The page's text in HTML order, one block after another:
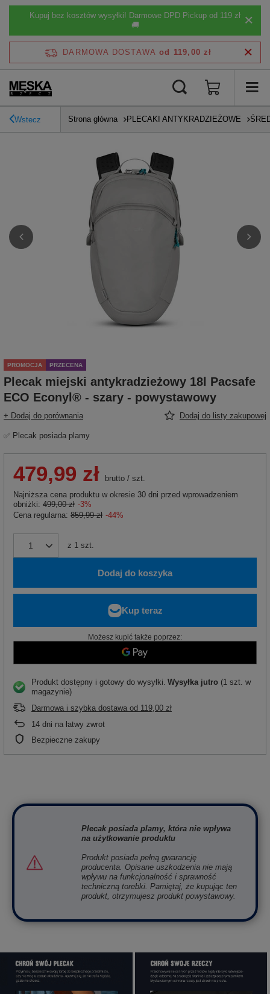
Kupuj bez kosztów wysyłki! Darmowe DPD Pickup od 119 zł
🚚
DARMOWA DOSTAWA od 119,00 zł
Wstecz Strona główna PLECAKI ANTYKRADZIEŻOWE
PROMOCJA PRZECENA
Plecak miejski antykradzieżowy 18l Pacsafe
ECO Econyl® - szary - powystawowy
+ Dodaj do porównania Dodaj do listy zakupowej
✅ Plecak posiada plamy
479,99 zł brutto / szt.
Najniższa cena produktu w okresie 30 dni przed wprowadzeniem
obniżki: 499,00 zł -3%
Cena regularna: 859,99 zł -44%
z 1 szt.
Dodaj do koszyka
Możesz kupić także poprzez:
Produkt dostępny i gotowy do wysyłki Wysyłka jutro (1 szt. w
magazynie)
Darmowa i szybka dostawa od 119,00 zł
14 dni na łatwy zwrot
Bezpieczne zakupy
Plecak posiada plamy, która nie wpływa
na użytkowanie produktu
Produkt posiada pełną gwarancję
producenta. Opisane uszkodzenia nie mają
wpływu na funkcjonalność i sprawność
techniczną torebki. Pamiętaj, że kupując ten
produkt, otrzymujesz produkt powystawowy.